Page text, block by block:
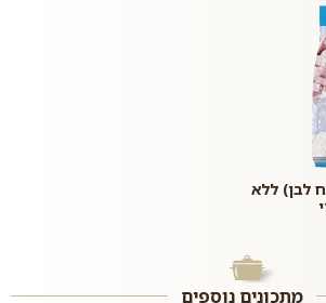
לבן) ללא
מתכונים נוספים